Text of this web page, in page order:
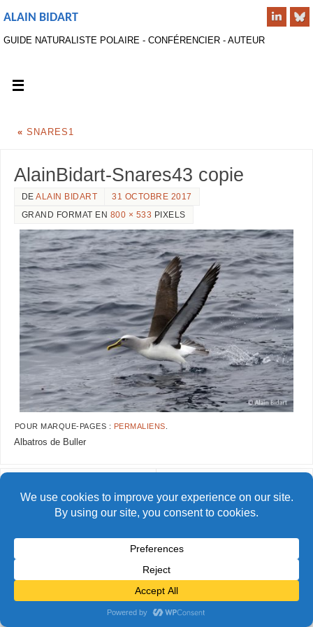
ALAIN BIDART
GUIDE NATURALISTE POLAIRE - CONFÉRENCIER - AUTEUR
« SNARES1
AlainBidart-Snares43 copie
DEALAIN BIDART
31 OCTOBRE 2017
GRAND FORMAT EN 800 × 533 PIXELS
POUR MARQUE-PAGES : PERMALIENS
Albatros de Buller
© Alain Bidart (2026) - Tous droits réservés
FIÈREMENT PROPULSÉ PARPARABOLA